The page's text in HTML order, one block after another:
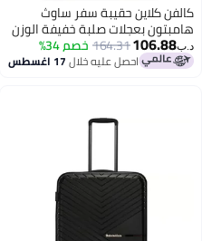
كالفن كلاين حقيبة سفر ساوث
هامبتون بعجلات صلبة خفيفة الوزن
للغاية من بأربع عجلات مزدوجة
د.ب‏106.88
164.31خصم 34%
احصل عليه خلال17 اغسطس